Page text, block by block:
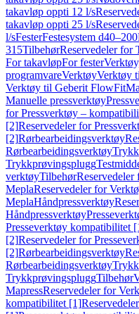
takavløp oppti 12 l/s
takavløp oppti 25 l/s
l/sFesterFestesystem d40–200
315TilbehørReservedeler for
For takavløpFor fester
programvareVerktøyVerktøy
Verktøy til Geberit FlowFit
Manuelle pressverktøy
for Pressverktøy –
[2]Reservedeler for
[2]Rørbearbeidingsverktøy
Rørbearbeidingsverktøy
Trykkprøvingsplugg
verktøyTilbehør
MeplaReservedeler for
MeplaHåndpressverktøy
Håndpressverktøy
Presseverktøy kompatibilitet
[2]Reservedeler for
[2]Rørbearbeidingsverktøy
Rørbearbeidingsverktøy
TrykkprøvingspluggTilbehør
MapressReservedeler for
kompatibilitet [1]